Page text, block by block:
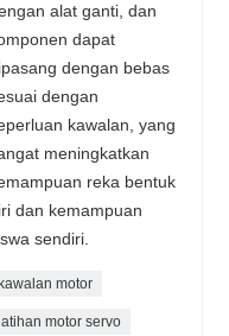
alat ganti, dan
dapat
dengan bebas
dengan
kawalan, yang
meningkatkan
reka bentuk
dan kemampuan
sendiri.
kawalan motor
latihan motor servo